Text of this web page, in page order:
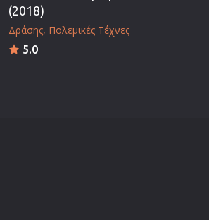
(2018)
Δράσης Πολεμικές Τέχνες
5.0